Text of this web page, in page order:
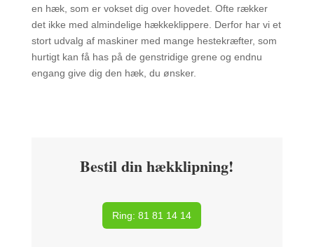
en hæk, som er vokset dig over hovedet. Ofte rækker
det ikke med almindelige hækkeklippere. Derfor har vi et
stort udvalg af maskiner med mange hestekræfter, som
hurtigt kan få has på de genstridige grene og endnu
engang give dig den hæk, du ønsker.
Bestil din hækklipning!
Ring: 81 81 14 14